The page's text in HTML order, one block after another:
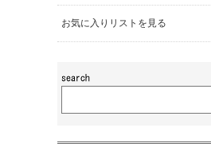
お気に入りリストを見る